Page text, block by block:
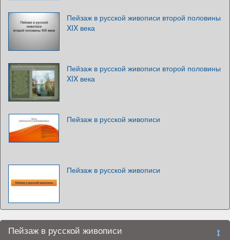
Пейзаж в русской живописи второй половины
XIX века
Пейзаж в русской живописи второй половины
XIX века
Пейзаж в русской живописи
Пейзаж в русской живописи
Пейзаж в русской живописи